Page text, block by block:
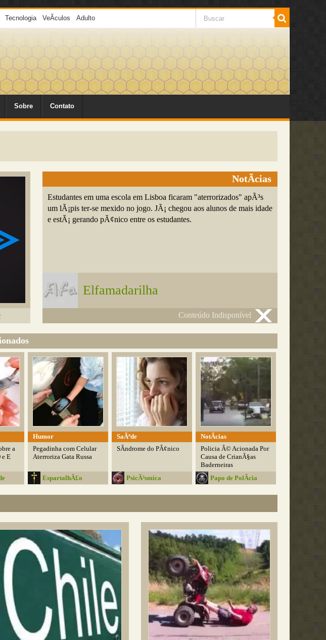
Tecnologia VeÃ­culos Adulto
Sobre Contato
NotÃ­cias
Estudantes em uma escola em Lisboa ficaram "aterrorizados" apÃ³s
um lÃ¡pis ter-se mexido no jogo. JÃ¡ chegou aos alunos de mais idade
e estÃ¡ gerando pÃ¢nico entre os estudantes.
Elfamadarilha
Conteúdo Indisponível
a
e E
Humor
Pegadinha com Celular
Aterroriza Gata Russa
EspartalhÃ£o
SaÃºde
SÃ­ndrome do PÃ¢nico
PsicÃ³smica
NotÃ­cias
Policia Ã© Acionada Por
Causa de CrianÃ§as
Baderneiras
Papo de PolÃ­cia